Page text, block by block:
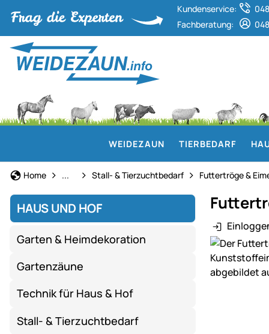
Kundenservice:
Fachberatung:
WEIDEZAUN TIERBEDARF
Home Haus und Hof
... Stall- & Tierzuchtbedarf Futtertröge &
HAUS UND HOF
Garten & Heimdekoration
Gartenzäune
Technik für Haus & Hof
Stall- & Tierzuchtbedarf